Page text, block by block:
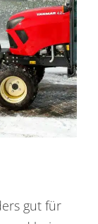
gut für